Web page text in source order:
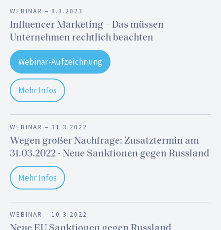
WEBINAR – 8.3.2023
Influencer Marketing – Das müssen
Unternehmen rechtlich beachten
Webinar-Aufzeichnung
Mehr Infos
WEBINAR – 31.3.2022
Wegen großer Nachfrage: Zusatztermin am
31.03.2022 - Neue Sanktionen gegen Russland
Mehr Infos
WEBINAR – 10.3.2022